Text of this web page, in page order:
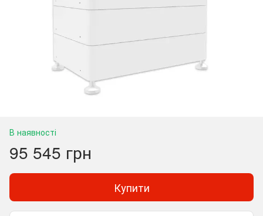
В наявності
95 545 грн
Купити